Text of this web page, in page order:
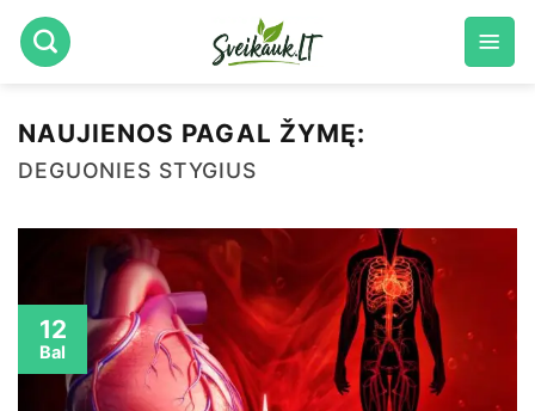
Skip
to
NAUJIENOS PAGAL ŽYMĘ:
DEGUONIES STYGIUS
12
Bal